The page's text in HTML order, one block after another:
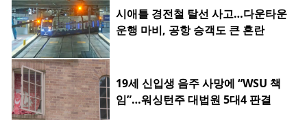
시애틀 경전철 탈선 사고…다운타운
운행 마비, 공항 승객도 큰 혼란
19세 신입생 음주 사망에 “WSU 책
임”…워싱턴주 대법원 5대4 판결